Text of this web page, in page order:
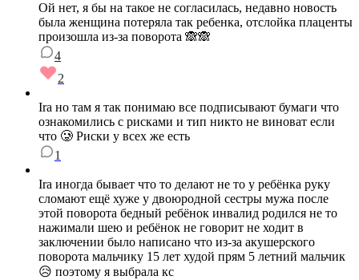
Ой нет, я бы на такое не согласилась, недавно новость
была женщина потеряла так ребенка, отслойка плаценты
произошла из-за поворота 🙈🙈
4
2
Ira но там я так понимаю все подписывают бумаги что
ознакомились с рисками и тип никто не виноват если
что 🥲 Риски у всех же есть
1
Ira иногда бывает что то делают не то у ребёнка руку
сломают ещё хуже у двоюродной сестры мужа после
этой поворота бедный ребёнок инвалид родился не то
нажимали шею и ребёнок не говорит не ходит в
заключении было написано что из-за акушерского
поворота мальчику 15 лет худой прям 5 летний мальчик
😥 поэтому я выбрала кс